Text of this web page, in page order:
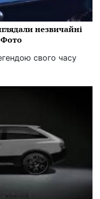
незвичайні
свого часу